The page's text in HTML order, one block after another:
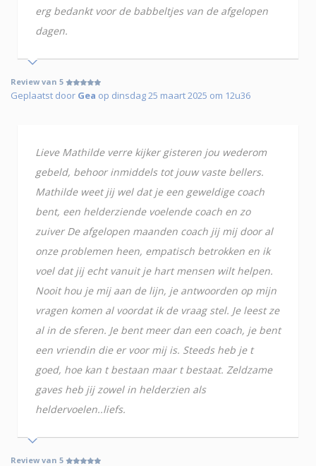
erg bedankt voor de babbeltjes van de afgelopen
dagen.
Review van 5
Geplaatst door Gea op dinsdag 25 maart 2025 om 12u36
Lieve Mathilde verre kijker gisteren jou wederom
gebeld, behoor inmiddels tot jouw vaste bellers.
Mathilde weet jij wel dat je een geweldige coach
bent, een helderziende voelende coach en zo
zuiver De afgelopen maanden coach jij mij door al
onze problemen heen, empatisch betrokken en ik
voel dat jij echt vanuit je hart mensen wilt helpen.
Nooit hou je mij aan de lijn, je antwoorden op mijn
vragen komen al voordat ik de vraag stel. Je leest ze
al in de sferen. Je bent meer dan een coach, je bent
een vriendin die er voor mij is. Steeds heb je t
goed, hoe kan t bestaan maar t bestaat. Zeldzame
gaves heb jij zowel in helderzien als
heldervoelen..liefs.
Review van 5